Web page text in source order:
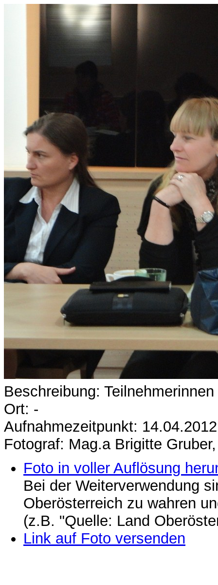
Beschreibung:
Ort: -
Aufnahmezeitpunkt: 14.04.2012
Fotograf: Mag.a Brigitte
Foto in voller Auflösung
Bei der Weiterverwendung
Oberösterreich zu wahren
(z.B. "Quelle: Land
Link auf Foto versenden